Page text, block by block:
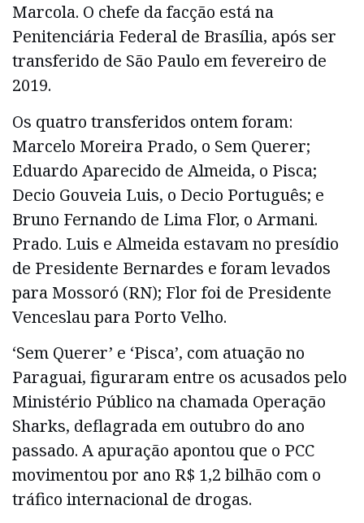
Marcola. O chefe da facção está na
Penitenciária Federal de Brasília, após ser
transferido de São Paulo em fevereiro de
2019.
Os quatro transferidos ontem foram:
Marcelo Moreira Prado, o Sem Querer;
Eduardo Aparecido de Almeida, o Pisca;
Decio Gouveia Luis, o Decio Português; e
Bruno Fernando de Lima Flor, o Armani.
Prado. Luis e Almeida estavam no presídio
de Presidente Bernardes e foram levados
para Mossoró (RN); Flor foi de Presidente
Venceslau para Porto Velho.
‘Sem Querer’ e ‘Pisca’, com atuação no
Paraguai, figuraram entre os acusados pelo
Ministério Público na chamada Operação
Sharks, deflagrada em outubro do ano
passado. A apuração apontou que o PCC
movimentou por ano R$ 1,2 bilhão com o
tráfico internacional de drogas.